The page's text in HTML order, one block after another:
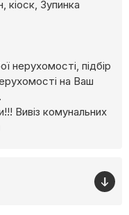
кіоск, Зупинка
нерухомості, підбір
на Ваш
Вивіз комунальних